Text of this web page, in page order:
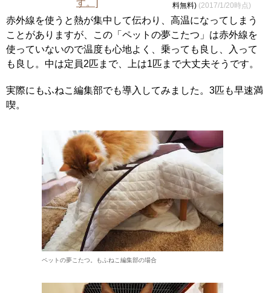
料無料) (2017/1/20時点)
赤外線を使うと熱が集中して伝わり、高温になってしまう
ことがありますが、この「ペットの夢こたつ」は赤外線を
使っていないので温度も心地よく、乗っても良し、入って
も良し。中は定員2匹まで、上は1匹まで大丈夫そうです。
実際にもふねこ編集部でも導入してみました。3匹も早速満
喫。
ペットの夢こたつ。もふねこ編集部の場合